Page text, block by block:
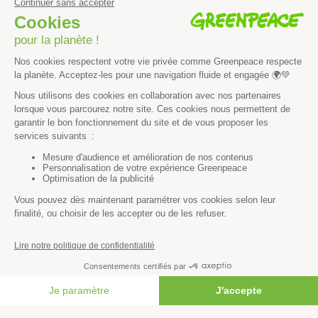
Vous n’avez pas trouvé ce
que vous cherchiez ?
Essayez notre moteur de recherche !
RECHERCHER
Découvrir
Mission
Méthode